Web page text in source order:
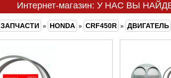
Интернет-магазин: У НАС ВЫ
ЗАПЧАСТИ » HONDA » CRF450R » ДВИГАТЕЛЬ